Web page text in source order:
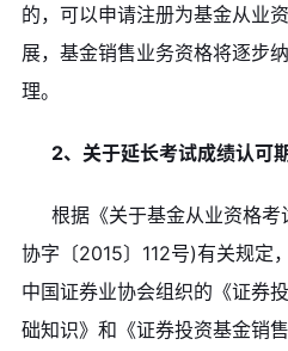
的，可以申请注册为基金从业
展，基金销售业务资格将逐步
理。
2、关于延长考试成绩认可
根据《关于基金从业资格
协字〔2015〕112号)有关规定
中国证券业协会组织的《证券
础知识》和《证券投资基金销